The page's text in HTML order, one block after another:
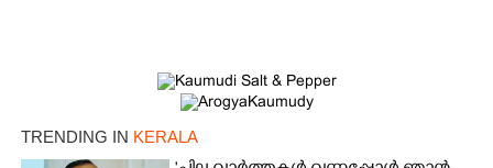
TRENDING IN KERALA